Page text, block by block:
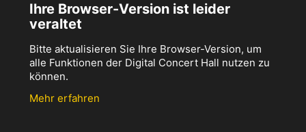
Ihre Browser-Version ist leider
veraltet
Bitte aktualisieren Sie Ihre Browser-Version, um
alle Funktionen der Digital Concert Hall nutzen zu
können.
Mehr erfahren